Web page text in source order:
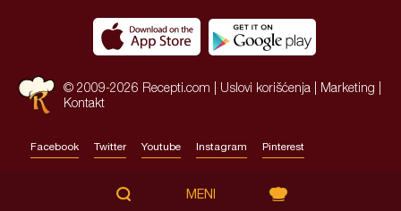
© 2009-2026 Recepti.com | Uslovi korišćenja Marketing
Kontakt
Facebook Twitter Youtube Instagram Pinterest